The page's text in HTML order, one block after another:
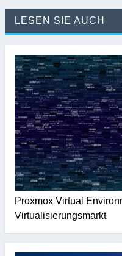
LESEN SIE AUCH
Proxmox Virtual
Virtualisierungsmarkt